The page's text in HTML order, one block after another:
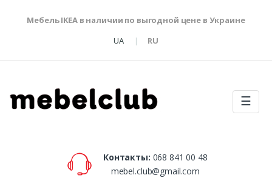
Мебель IKEA в наличии по выгодной цене в Украине
UA
RU
☰
Контакты: 068 841 00 48
mebel.club@gmail.com